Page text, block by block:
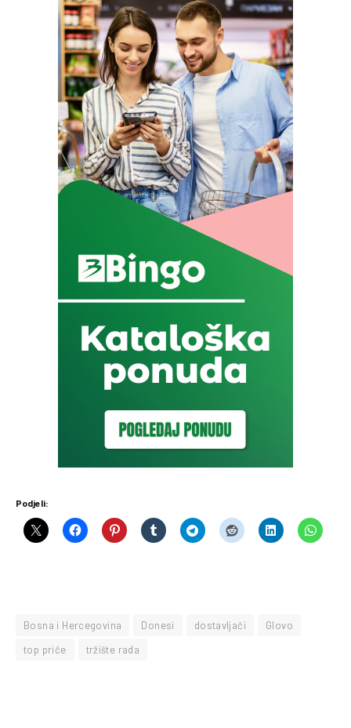
Podjeli:
Bosna i Hercegovina Donesi dostavljači
Glovo
top priče
tržište rada